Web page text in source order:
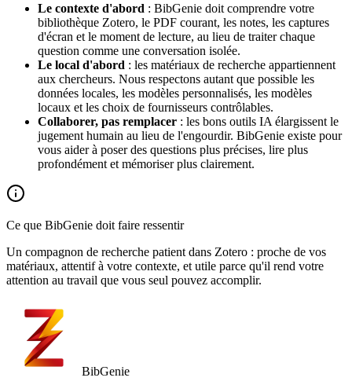
Le contexte d'abord : BibGenie doit comprendre votre
bibliothèque Zotero, le PDF courant, les notes, les captures
d'écran et le moment de lecture, au lieu de traiter chaque
question comme une conversation isolée.
Le local d'abord : les matériaux de recherche appartiennent
aux chercheurs. Nous respectons autant que possible les
données locales, les modèles personnalisés, les modèles
locaux et les choix de fournisseurs contrôlables.
Collaborer, pas remplacer : les bons outils IA élargissent le
jugement humain au lieu de l'engourdir. BibGenie existe pour
vous aider à poser des questions plus précises, lire plus
profondément et mémoriser plus clairement.
Ce que BibGenie doit faire ressentir
Un compagnon de recherche patient dans Zotero : proche de vos
matériaux, attentif à votre contexte, et utile parce qu'il rend votre
attention au travail que vous seul pouvez accomplir.
BibGenie